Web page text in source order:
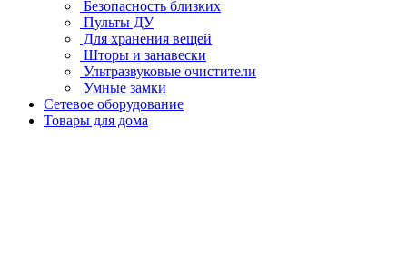
Безопасность близких
Пульты ДУ
Для хранения вещей
Шторы и занавески
Ультразвуковые очистители
Умные замки
Сетевое оборудование
Товары для дома